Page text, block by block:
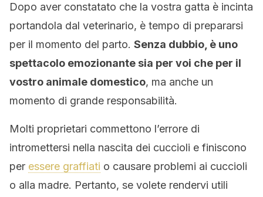
Dopo aver constatato che la vostra gatta è incinta
portandola dal veterinario, è tempo di prepararsi
per il momento del parto. Senza dubbio, è uno
spettacolo emozionante sia per voi che per il
vostro animale domestico, ma anche un
momento di grande responsabilità.
Molti proprietari commettono l’errore di
intromettersi nella nascita dei cuccioli e finiscono
per essere graffiati o causare problemi ai cuccioli
o alla madre. Pertanto, se volete rendervi utili